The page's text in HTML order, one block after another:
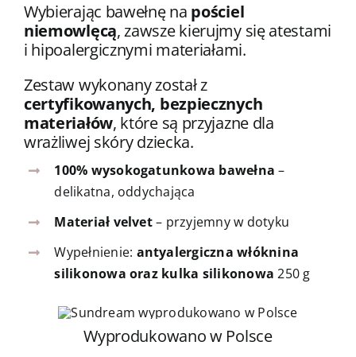
Wybierając bawełnę na pościel
niemowlęcą, zawsze kierujmy się atestami
i hipoalergicznymi materiałami.
Zestaw wykonany został z
certyfikowanych, bezpiecznych
materiałów, które są przyjazne dla
wrażliwej skóry dziecka.
100% wysokogatunkowa bawełna –
delikatna, oddychająca
Materiał velvet– przyjemny w dotyku
Wypełnienie: antyalergiczna włóknina
silikonowa oraz kulka silikonowa 250 g
Wyprodukowano w Polsce